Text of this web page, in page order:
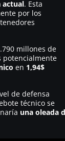
actual. Esta
por los
millones de
potencialmente
en 1,94$
de defensa
técnico se
una oleada